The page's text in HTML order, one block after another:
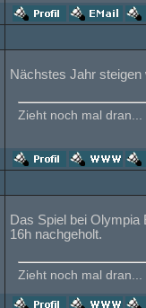
Nächstes Jahr steigen
Zieht noch mal dran...
Das Spiel bei Olympia
16h nachgeholt.
Zieht noch mal dran...